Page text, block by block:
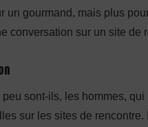
un gourmand, mais plus
conversation sur un site de
sont-ils, les hommes,
sur les sites de rencontre.